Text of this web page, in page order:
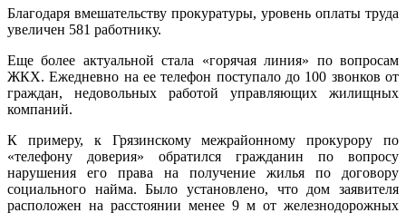
Благодаря вмешательству прокуратуры, уровень оплаты труда
увеличен 581 работнику.
Еще более актуальной стала «горячая линия» по вопросам
ЖКХ. Ежедневно на ее телефон поступало до 100 звонков от
граждан, недовольных работой управляющих жилищных
компаний.
К примеру, к Грязинскому межрайонному прокурору по
«телефону доверия» обратился гражданин по вопросу
нарушения его права на получение жилья по договору
социального найма. Было установлено, что дом заявителя
расположен на расстоянии менее 9 м от железнодорожных